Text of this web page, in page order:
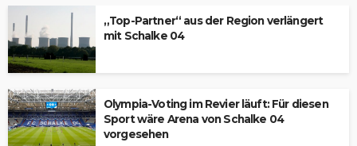
„Top-Partner“ aus der Region verlängert
mit Schalke 04
Olympia-Voting im Revier läuft: Für diesen
Sport wäre Arena von Schalke 04
vorgesehen